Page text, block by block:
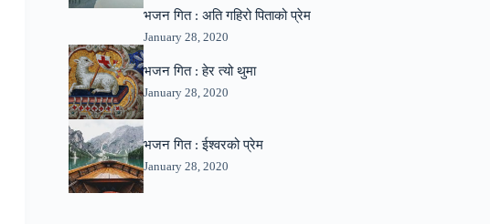
भजन गित : अति गहिरो पिताको प्रेम
January 28, 2020
भजन गित : हेर त्यो थुमा
January 28, 2020
भजन गित : ईश्वरको प्रेम
January 28, 2020